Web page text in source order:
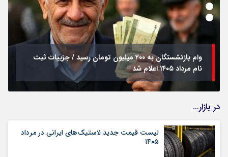
وام بازنشستگان به ۲۰۰ میلیون تومان رسید / جزییات ثبت
نام مرداد ۱۴۰۵ اعلام شد
در بازار…
لیست قیمت جدید لاستیک‌های ایرانی در مرداد
۱۴۰۵